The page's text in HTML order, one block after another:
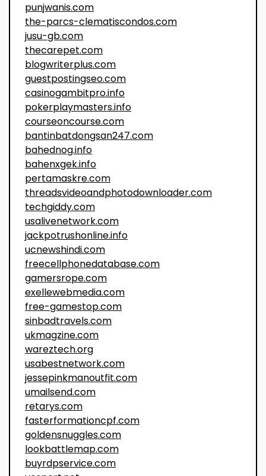
punjwanis.com
the-parcs-clematiscondos.com
jusu-gb.com
thecarepet.com
blogwriterplus.com
guestpostingseo.com
casinogambitpro.info
pokerplaymasters.info
courseoncourse.com
bantinbatdongsan247.com
bahednog.info
bahenxgek.info
pertamaskre.com
threadsvideoandphotodownloader.com
techgiddy.com
usalivenetwork.com
jackpotrushonline.info
ucnewshindi.com
freecellphonedatabase.com
gamersrope.com
exellewebmedia.com
free-gamestop.com
sinbadtravels.com
ukmagzine.com
wareztech.org
usabestnetwork.com
jessepinkmanoutfit.com
umailsend.com
retarys.com
fasterformationcpf.com
goldensnuggles.com
lookbattlemap.com
buyrdpservice.com